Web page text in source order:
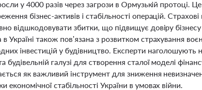
у 4000 разів через загрози в Ормузькій протоці.
бізнес-активів і стабільності операцій.
відшкодовувати збитки, що підвищує довіру
Україні також пов’язана з розвитком страхування
інвестицій у будівництво. Експерти наголошують
будівельній галузі для створення сталої моделі
як важливий інструмент для зниження
економічної стабільності України в умовах війни.